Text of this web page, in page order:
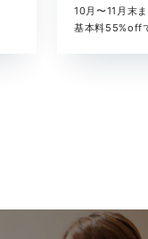
10月〜11月末
基本料55%off